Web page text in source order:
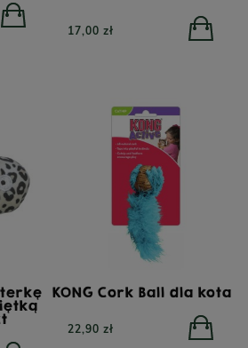
17,00 zł
KONG Cork Ball dla kota
22,90 zł